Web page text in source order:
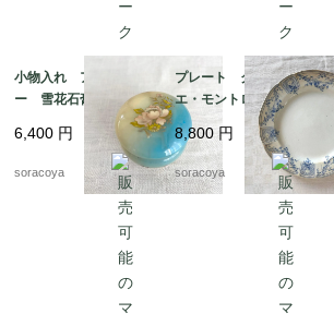
小物入れ アラバスタ
ー 雪花石膏 イタリ
ア製 天然石 花プリ
ント
6,400 円
soracoya
プレート クレイユ・
エ・モントロー 平皿 蔦
レリーフ デザート
19twm84-2
8,800円
soracoya